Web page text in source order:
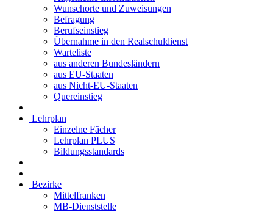
Wunschorte und Zuweisungen
Befragung
Berufseinstieg
Übernahme in den Realschuldienst
Warteliste
aus anderen Bundesländern
aus EU-Staaten
aus Nicht-EU-Staaten
Quereinstieg
Lehrplan
Einzelne Fächer
Lehrplan PLUS
Bildungsstandards
Bezirke
Mittelfranken
MB-Dienststelle